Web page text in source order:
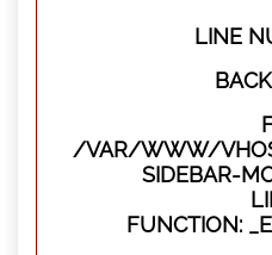
LINE
/VAR/WWW/
SIDEBAR-
FUNCTION: